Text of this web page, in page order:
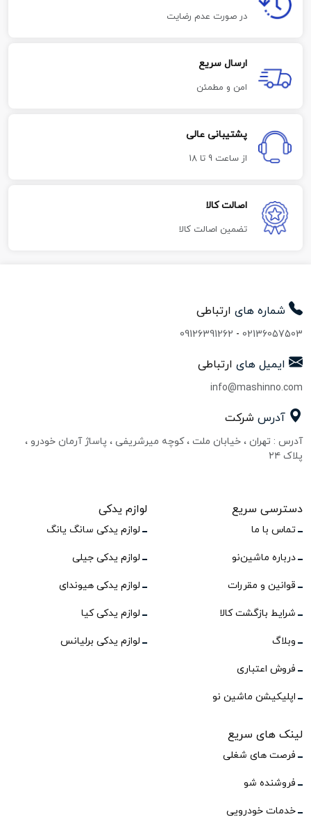
در صورت عدم رضایت
ارسال سریع
امن و مطمئن
پشتیبانی عالی
از ساعت 9 تا 18
اصالت کالا
تضمین اصالت کالا
شماره های ارتباطی
02136057503
-
09126391262
ایمیل های ارتباطی
info@mashinno.com
آدرس شرکت
آدرس : تهران ، خیابان ملت ، کوچه میرشریفی ، پاساژ آرمان خودرو ،
پلاک ۲۴
دسترسی سریع
تماس با ما
درباره ماشین‌نو
قوانین و مقررات
شرایط بازگشت کالا
وبلاگ
فروش اعتباری
اپلیکیشن ماشین نو
لوازم یدکی
لوازم یدکی سانگ یانگ
لوازم یدکی جیلی
لوازم یدکی هیوندای
لوازم یدکی کیا
لوازم یدکی برلیانس
لینک های سریع
فرصت های شغلی
فروشنده شو
خدمات خودرویی